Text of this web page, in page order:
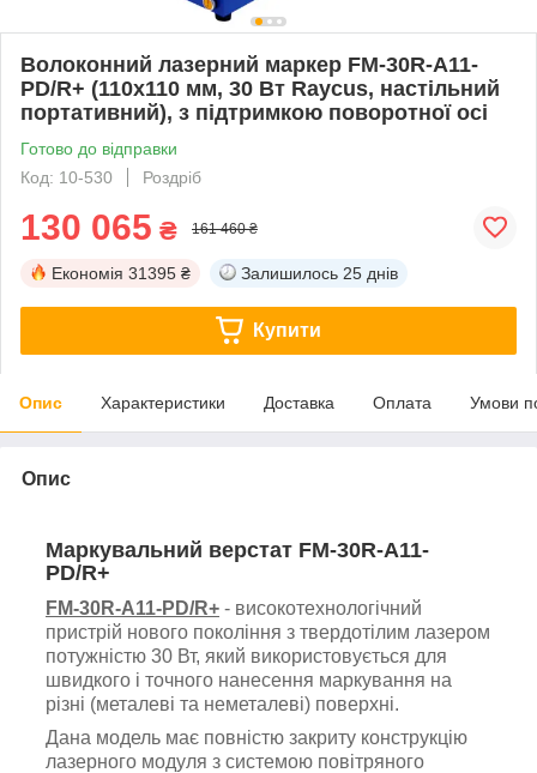
Волоконний лазерний маркер FM-30R-A11-
PD/R+ (110x110 мм, 30 Вт Raycus, настільний
портативний), з підтримкою поворотної осі
Готово до відправки
Код: 10-530
Роздріб
130 065 ₴ 161 460 ₴
Економія 31395 ₴ Залишилось 25 днів
Купити
Опис Характеристики Доставка Оплата Умови
Опис
Маркувальний верстат FM-30R-A11-
PD/R+
FM-30R-A11-PD/R+ - високотехнологічний
пристрій нового покоління з твердотілим лазером
потужністю 30 Вт, який використовується для
швидкого і точного нанесення маркування на
різні (металеві та неметалеві) поверхні.
Дана модель має повністю закриту конструкцію
лазерного модуля з системою повітряного